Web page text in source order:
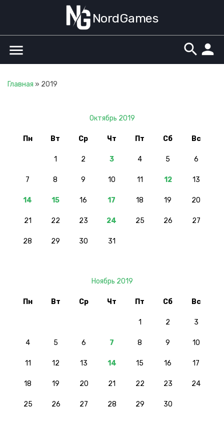
NordGames
menu person
search
Главная » 2019
Октябрь 2019
Пн Вт Ср Чт Пт Сб Вс
1 2 3 4 5 6
7 8 9 10 11 12 13
14 15 16 17 18 19 20
21 22 23 24 25 26 27
28 29 30 31
Ноябрь 2019
Пн Вт Ср Чт Пт Сб Вс
1 2 3
4 5 6 7 8 9 10
11 12 13 14 15 16 17
18 19 20 21 22 23 24
25 26 27 28 29 30